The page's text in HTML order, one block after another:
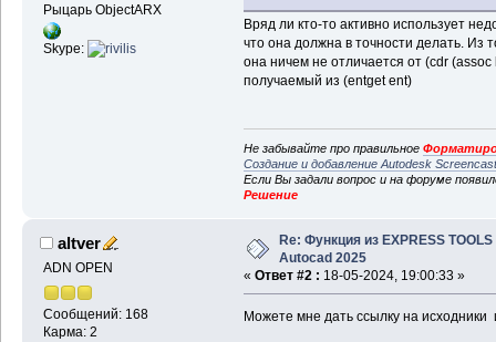
Рыцарь ObjectARX
Skype:
Вряд ли кто-то активно использует
что она должна в точности делать. Из
она ничем не отличается от (cdr (assoc
получаемый из (entget ent)
Не забывайте про правильное
Создание и добавление Autodesk
Если Вы задали вопрос и на форуме
Решение
altver
ADN OPEN
Сообщений: 168
Карма: 2
Re: Функция из EXPRESS TOOLS
Autocad 2025
« Ответ #2 : 18-05-2024, 19:00:33 »
Можете мне дать ссылку на